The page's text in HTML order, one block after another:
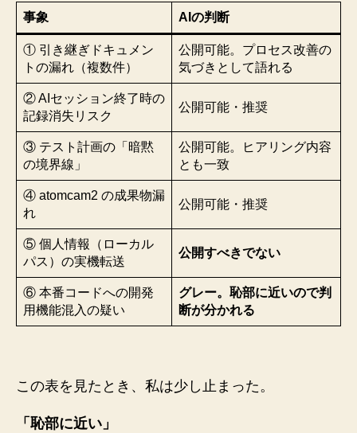
事象 AIの判断
① 引き継ぎドキュメン
トの漏れ（複数件）
公開可能。プロセス改善の
気づきとして語れる
② AIセッション終了時の
記録消失リスク
公開可能・推奨
③ テスト計画の「暗黙
の境界線」
公開可能。ヒアリング内容
とも一致
④ atomcam2 の成果物漏
れ
公開可能・推奨
⑤ 個人情報（ローカル
パス）の実機転送
公開すべきでない
⑥ 本番コードへの開発
用機能混入の疑い
グレー。恥部に近いので判
断が分かれる
この表を見たとき、私は少し止まった。
「恥部に近い」